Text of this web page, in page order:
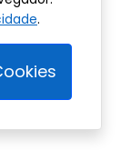
.